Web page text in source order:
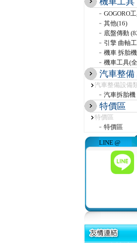
GOGORO
其他(16)
底盤傳動
引擎 曲軸
機車 拆胎
機車工具(
汽車整備
汽車整備設備
汽車拆胎機
特價區
特價區
特價區
LINE @